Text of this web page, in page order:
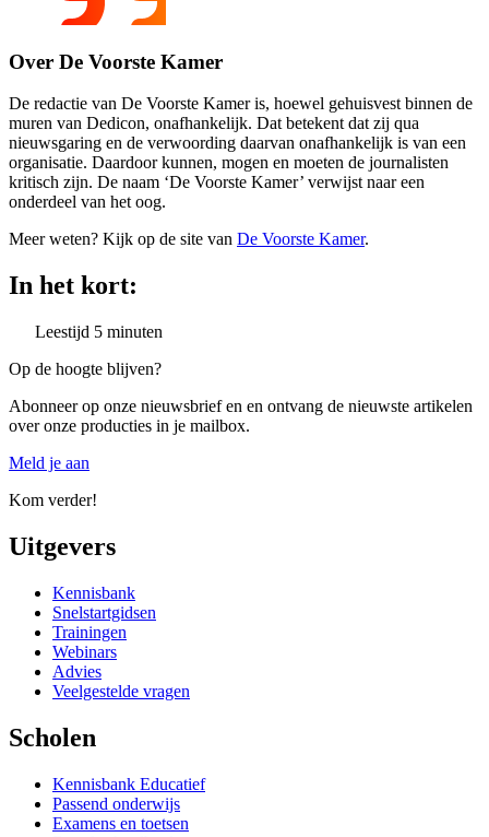
Over De Voorste Kamer
De redactie van De Voorste Kamer is, hoewel gehuisvest binnen de
muren van Dedicon, onafhankelijk. Dat betekent dat zij qua
nieuwsgaring en de verwoording daarvan onafhankelijk is van een
organisatie. Daardoor kunnen, mogen en moeten de journalisten
kritisch zijn. De naam ‘De Voorste Kamer’ verwijst naar een
onderdeel van het oog.
Meer weten? Kijk op de site van De Voorste Kamer.
In het kort:
Leestijd 5 minuten
Op de hoogte blijven?
Abonneer op onze nieuwsbrief en en ontvang de nieuwste artikelen
over onze producties in je mailbox.
Meld je aan
Kom verder!
Uitgevers
Kennisbank
Snelstartgidsen
Trainingen
Webinars
Advies
Veelgestelde vragen
Scholen
Kennisbank Educatief
Passend onderwijs
Examens en toetsen